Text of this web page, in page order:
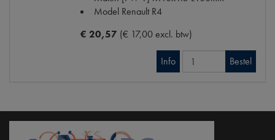
Model Renault R4
€ 20,57 (€ 17,00 excl. btw)
Info Bestel